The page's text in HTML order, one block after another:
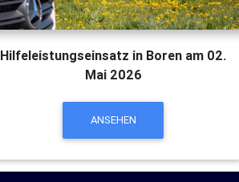
Hilfeleistungseinsatz in Boren am 02.
Mai 2026
ANSEHEN